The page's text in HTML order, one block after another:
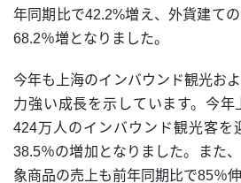
年同期比で42.2%増え、外貨建て
68.2％増となりました。
今年も上海のインバウンド観光お
力強い成長を示しています。今
424万人のインバウンド観光客を
38.5％の増加となりました。また
象商品の売上も前年同期比で85％